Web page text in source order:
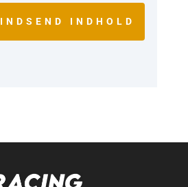
INDSEND INDHOLD